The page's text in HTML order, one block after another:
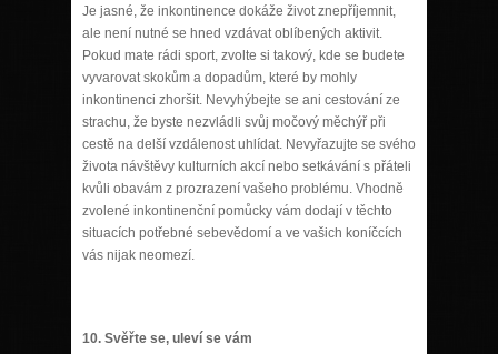
Je jasné, že inkontinence dokáže život znepříjemnit,
ale není nutné se hned vzdávat oblíbených aktivit.
Pokud mate rádi sport, zvolte si takový, kde se budete
vyvarovat skokům a dopadům, které by mohly
inkontinenci zhoršit. Nevyhýbejte se ani cestování ze
strachu, že byste nezvládli svůj močový měchýř při
cestě na delší vzdálenost uhlídat. Nevyřazujte se svého
života návštěvy kulturních akcí nebo setkávání s přáteli
kvůli obavám z prozrazení vašeho problému. Vhodně
zvolené inkontinenční pomůcky vám dodají v těchto
situacích potřebné sebevědomí a ve vašich koníčcích
vás nijak neomezí.
10. Svěřte se, uleví se vám